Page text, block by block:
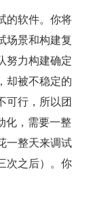
的软件。你将
场景和构建复
努力构建确定
却被不稳定的
可行，所以团
化，需要一整
一整天来调试
次之后）。你